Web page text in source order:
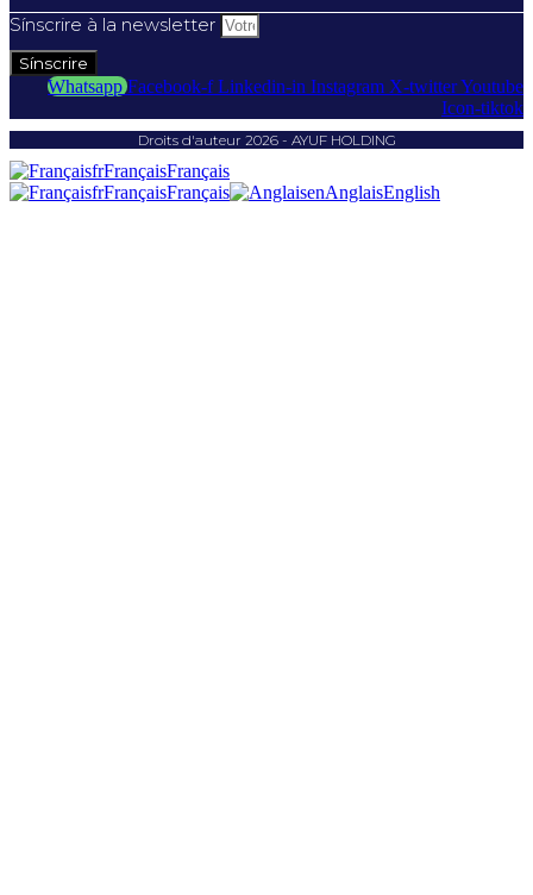
Sínscrire à la newsletter
Sínscrire
Whatsapp Facebook-f Linkedin-in Instagram X-twitterYoutube
Icon-tiktok
Droits d'auteur 2026 - AYUF HOLDING
frFrançaisFrançais
frFrançaisFrançais enAnglaisEnglish